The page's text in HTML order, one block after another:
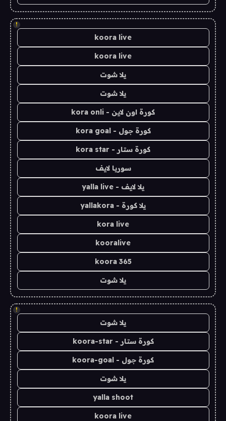
!
koora live
koora live
يلا شوت
يلا شوت
كورة اون لاين - kora onli
كورة جول - kora goal
كورة ستار - kora star
سوريا لايف
يلا لايف - yalla live
يلا كورة - yallakora
kora live
kooralive
koora 365
يلا شوت
!
يلا شوت
كورة ستار - koora-star
كورة جول - koora-goal
يلا شوت
yalla shoot
koora live